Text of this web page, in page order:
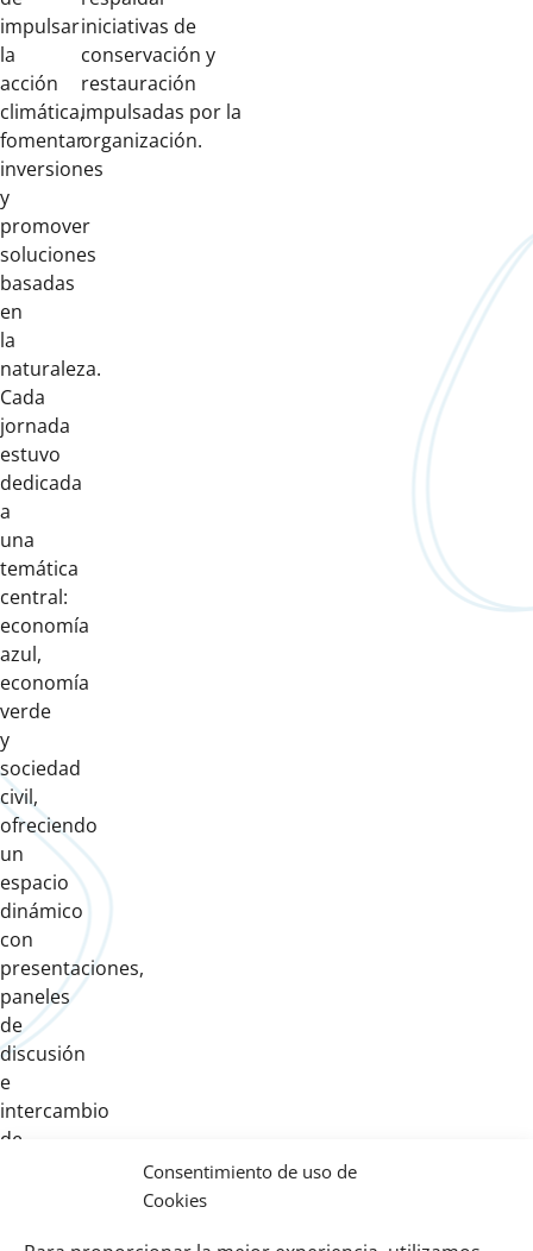
Consentimiento de uso de
Cookies
impulsar
la
acción
climática,
fomentar
inversiones
y
promover
soluciones
basadas
en
la
naturaleza.
Cada
jornada
estuvo
dedicada
a
una
temática
central:
economía
azul,
economía
verde
y
sociedad
civil,
ofreciendo
un
espacio
dinámico
con
presentaciones,
paneles
de
discusión
e
intercambio
de
iniciativas de
conservación y
restauración
impulsadas por la
organización.